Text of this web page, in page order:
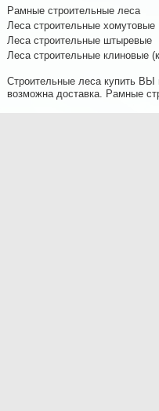
Рамные строительные леса
Леса строительные хомутовые
Леса строительные штыревые
Леса строительные клиновые
Строительные леса купить ВЫ
возможна доставка. Рамные